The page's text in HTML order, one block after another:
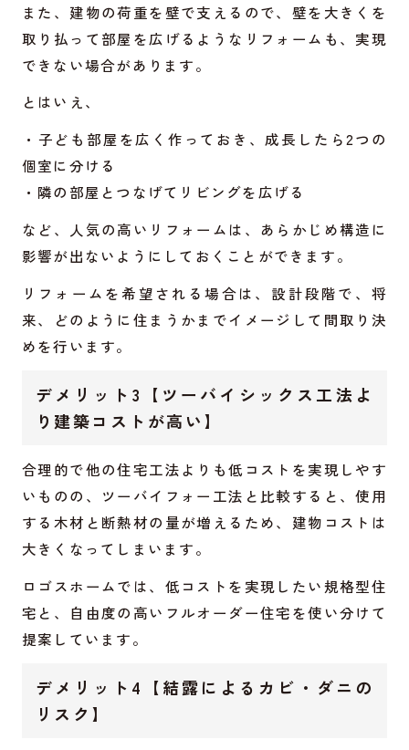
また、建物の荷重を壁で支えるので、壁を大きくを
取り払って部屋を広げるようなリフォームも、実現
できない場合があります。
とはいえ、
・子ども部屋を広く作っておき、成長したら2つの
個室に分ける
・隣の部屋とつなげてリビングを広げる
など、人気の高いリフォームは、あらかじめ構造に
影響が出ないようにしておくことができます。
リフォームを希望される場合は、設計段階で、将
来、どのように住まうかまでイメージして間取り決
めを行います。
デメリット3【ツーバイシックス工法よ
り建築コストが高い】
合理的で他の住宅工法よりも低コストを実現しやす
いものの、ツーバイフォー工法と比較すると、使用
する木材と断熱材の量が増えるため、建物コストは
大きくなってしまいます。
ロゴスホームでは、低コストを実現したい規格型住
宅と、自由度の高いフルオーダー住宅を使い分けて
提案しています。
デメリット4【結露によるカビ・ダニの
リスク】